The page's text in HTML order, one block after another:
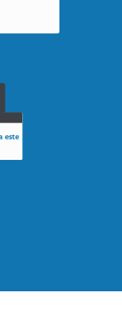
este